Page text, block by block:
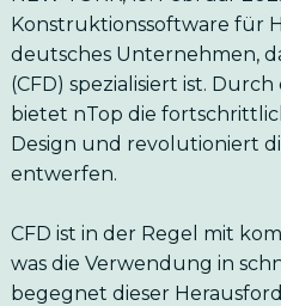
Konstruktionssoftware für
deutsches Unternehmen,
(CFD) spezialisiert ist.
bietet nTop die
Design und revolutioniert
entwerfen.
CFD ist in der Regel mit
was die Verwendung in
begegnet dieser